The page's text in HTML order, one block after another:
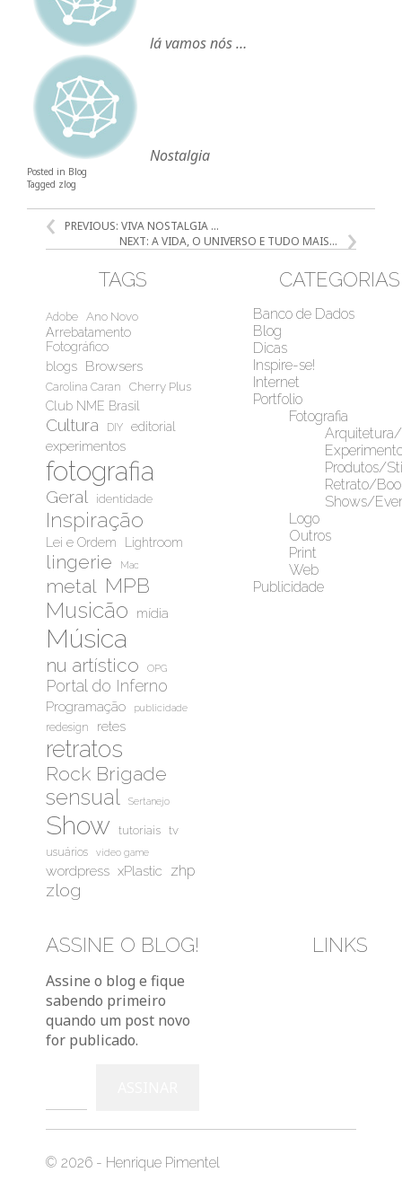
lá vamos nós …
Nostalgia
Posted in Blog
Tagged zlog
PREVIOUS: VIVA NOSTALGIA …
NEXT: A VIDA, O UNIVERSO E TUDO MAIS…
TAGS
Adobe Ano Novo
Arrebatamento
Fotográfico
blogs
Browsers
Carolina Caran Cherry Plus
Club NME Brasil
Cultura DIY editorial
experimentos
fotografia
Geral identidade
Inspiração
Lei e Ordem Lightroom
lingerie Mac
metal MPB
Musicão mídia
Música
nu artístico OPG
Portal do Inferno
Programação publicidade
redesign retes
retratos
Rock Brigade
sensual Sertanejo
Show tutoriais tv
usuários video game
wordpress xPlastic zhp
zlog
CATEGORIAS
Banco de Dados
Blog
Dicas
Inspire-se!
Internet
Portfolio
Fotografia
Produtos/
Retrato/
Shows/
Logo
Outros
Print
Web
Publicidade
ASSINE O BLOG!
Assine o blog e fique
sabendo primeiro
quando um post novo
for publicado.
LINKS
© 2026 - Henrique Pimentel